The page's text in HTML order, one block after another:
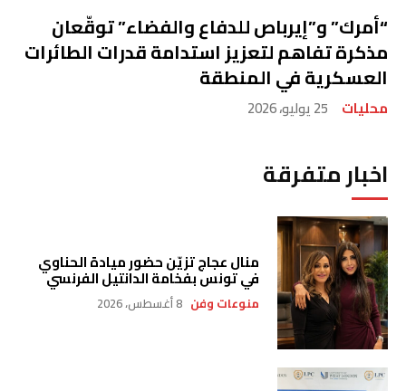
“أمرك” و”إيرباص للدفاع والفضاء” توقّعان
مذكرة تفاهم لتعزيز استدامة قدرات الطائرات
العسكرية في المنطقة
محليات 25 يوليو، 2026
اخبار متفرقة
منال عجاج تزيّن حضور ميادة الحناوي
في تونس بفخامة الدانتيل الفرنسي
منوعات وفن 8 أغسطس، 2026